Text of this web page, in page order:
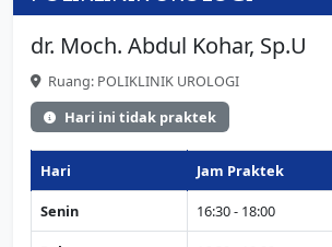
dr. Moch. Abdul Kohar, Sp.U
Ruang: POLIKLINIK UROLOGI
Hari ini tidak praktek
Hari Jam Praktek
Senin 16:30 - 18:00